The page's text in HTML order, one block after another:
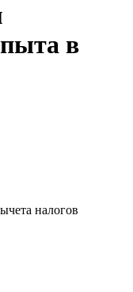
в
налогов